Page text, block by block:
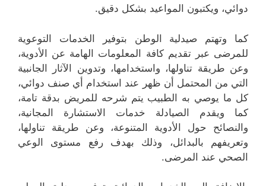
دوائي، ويكتبون المواعيد بشكل دقيق.
كما وتهتم صيدلية الوطن بتوفير الخدمات التوعوية
للمرضى عبر تقديم كافة المعلومات الهامة عن الأدوية،
وعن طريقة تناولها، واستخدامها، وتدوين الآثار الجانبية
التي من المحتمل أن ظهر عند استخدام أي صنف دوائي،
كل ما يوصي به الطبيب يتم شرحه للمريض بدقة تامة،
كما ويقدم الصيادلة خدمات الاستشارة المجانية،
والنصائح حول الأدوية المتنوعة، وعن طريقة تناولها،
وتعريفهم بالبدائل، وذلك بهدف رفع مستوى الوعي
الصحي عند المرضى.